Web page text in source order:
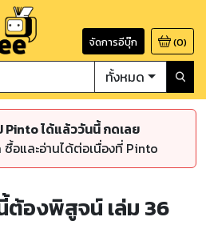
จัดการอีบุ๊ก (0)
ทั้งหมด
Pinto ได้แล้ววันนี้ กดเลย
อและอ่านได้ต่อเนื่องที่ Pinto
ต้องพิสูจน์ เล่ม 36